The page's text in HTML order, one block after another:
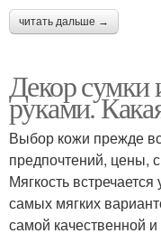
читать дальше →
Декор сумки
руками.
Выбор кожи прежде
предпочтений, цены,
Мягкость
самых мягких
самой качественной